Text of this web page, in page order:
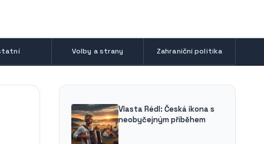
Volby a strany Zahraniční politika
Vlasta Rédl: Česká ikona s
neobyčejným příběhem